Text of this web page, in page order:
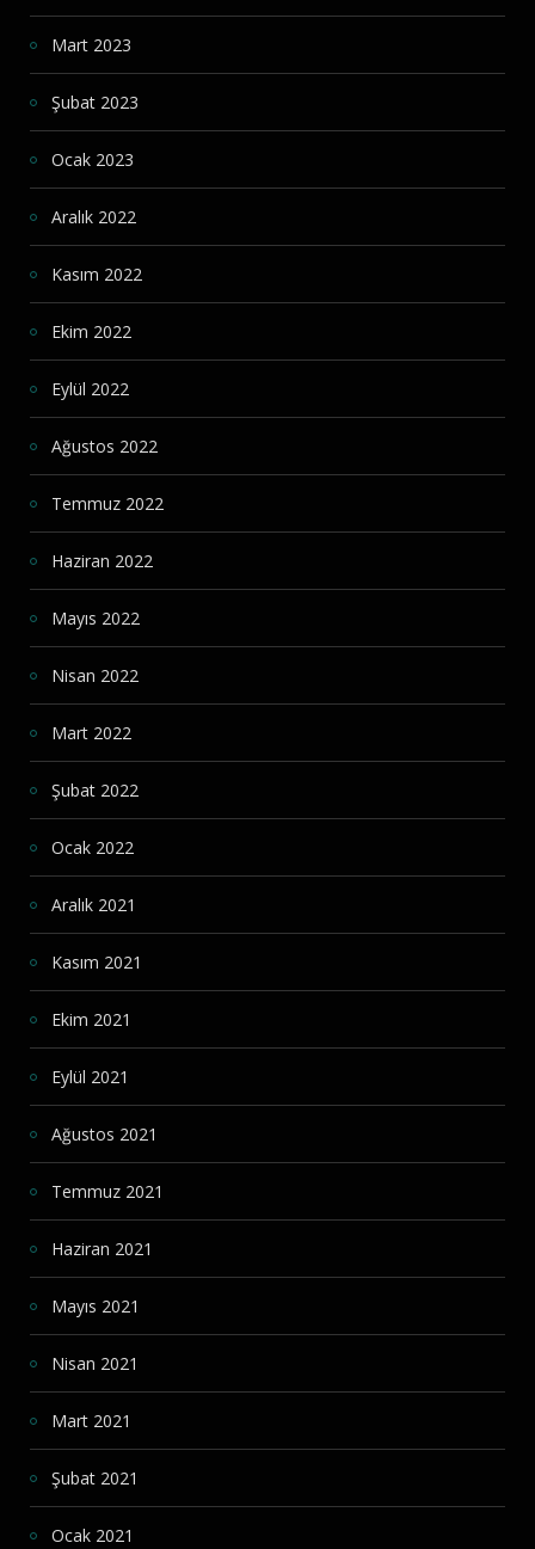
Mart 2023
Şubat 2023
Ocak 2023
Aralık 2022
Kasım 2022
Ekim 2022
Eylül 2022
Ağustos 2022
Temmuz 2022
Haziran 2022
Mayıs 2022
Nisan 2022
Mart 2022
Şubat 2022
Ocak 2022
Aralık 2021
Kasım 2021
Ekim 2021
Eylül 2021
Ağustos 2021
Temmuz 2021
Haziran 2021
Mayıs 2021
Nisan 2021
Mart 2021
Şubat 2021
Ocak 2021